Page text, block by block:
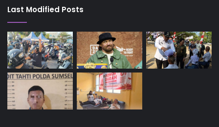
Last Modified Posts